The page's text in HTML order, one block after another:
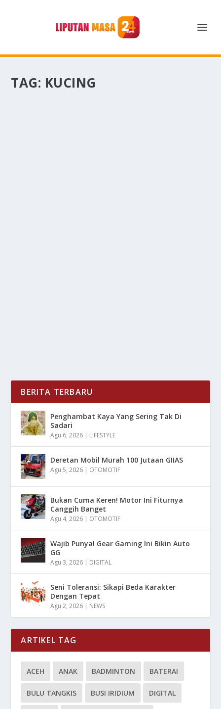
TAG: KUCING
BERITA TERBARU
Penghambat Kaya Yang Sering Tak Di
Sadari
Agu 6, 2026 | LIFESTYLE
Deretan Mobil Murah 100 Jutaan GIIAS
Agu 5, 2026 | OTOMOTIF
Bukan Cuma Keren! Motor Ini Fiturnya
Canggih Banget
Agu 4, 2026 | OTOMOTIF
Wajib Punya! Gear Gaming Ini Bikin Auto
GG
Agu 3, 2026 | DIGITAL
Seni Toleransi: Sikapi Beda Karakter
Dengan Tepat
Agu 2, 2026 | NEWS
ARTIKEL TAG
ACEH ANAK BADMINTON BATERAI
BULU TANGKIS BUSI IRIDIUM DIGITAL